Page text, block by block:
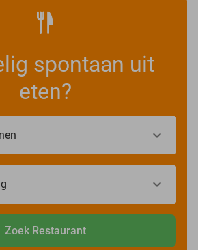
spontaan uit
eten?
Zoek Restaurant